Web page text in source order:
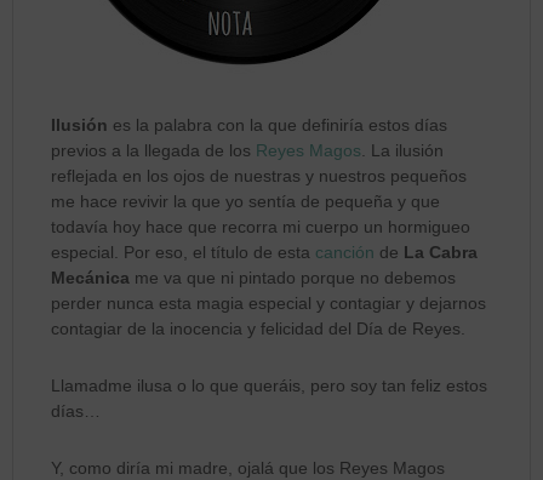
Ilusión es la palabra con la que definiría estos días
previos a la llegada de los Reyes Magos . La ilusión
reflejada en los ojos de nuestras y nuestros pequeños
me hace revivir la que yo sentía de pequeña y que
todavía hoy hace que recorra mi cuerpo un hormigueo
especial. Por eso, el título de esta canción de La Cabra
Mecánica me va que ni pintado porque no debemos
perder nunca esta magia especial y contagiar y dejarnos
contagiar de la inocencia y felicidad del Día de Reyes.
Llamadme ilusa o lo que queráis, pero soy tan feliz estos
días…
Y, como diría mi madre, ojalá que los Reyes Magos